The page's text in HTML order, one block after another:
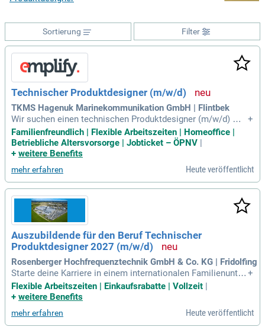
Filter
Sortierung
Technischer Produktdesigner (m/w/d)
TKMS Hagenuk Marinekommunikation GmbH | Flintbek
Wir suchen einen technischen Produktdesigner (m/w/d) mit
abgeschlossener Berufsausbildung oder vergleichbarer Qual
ifikation. Berufseinsteiger sind herzlich willkommen! Fundie
rte CAD-Kenntnisse, idealerweise mit Autodesk Inventor, sin
erstellung und Erfahrung mit PLM- und ERP-Systemen, wie V
ault Professional und SAP S/4HANA, sind von Vorteil. Die F
ähigkeit, technische Dokumente auch in Englisch zu erstelle
n, sowie gute MS-Office-Kenntnisse sind notwendig. Wir biet
en optimale Rahmenbedingungen, einschließlich eines Welc
omedays und Onboardingprogramms, um den Einstieg zu erl
eichtern. Bewerben Sie sich jetzt und werden Sie Teil unsere
s innovativen Teams!
+
Familienfreundlich | Flexible Arbeitszeiten | Homeoffice |
Betriebliche Altersvorsorge | Jobticket – ÖPNV |
+ weitere Benefits
mehr erfahren Heute veröffentlicht
Auszubildende für den Beruf Technischer
Produktdesigner 2027 (m/w/d)
Rosenberger Hochfrequenztechnik GmbH & Co. KG | Fridolfing
Starte deine Karriere in einem internationalen Familienunter
nehmen mit einer strukturierten Ausbildung über 3,5 Jahre.
Du erstellst technische Dokumentationen und sammelst pr
teilungen. Voraussetzungen sind ein guter mittlerer Schulab
schluss oder (Fach-) Hochschulreife sowie Kreativität in tec
+
Flexible Arbeitszeiten | Einkaufsrabatte | Vollzeit
+ weitere Benefits
mehr erfahren Heute veröffentlicht